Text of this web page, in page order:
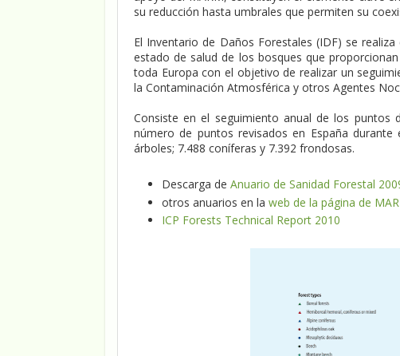
su reducción hasta umbrales que permiten su
El Inventario de Daños Forestales (IDF) se
estado de salud de los bosques que
toda Europa con el objetivo de realizar un
la Contaminación Atmosférica y otros Agentes
Consiste en el seguimiento anual de los puntos
número de puntos revisados en España
árboles; 7.488 coníferas y 7.392 frondosas.
Descarga de Anuario de Sanidad Forestal
otros anuarios en la web de la página de
ICP Forests Technical Report 2010